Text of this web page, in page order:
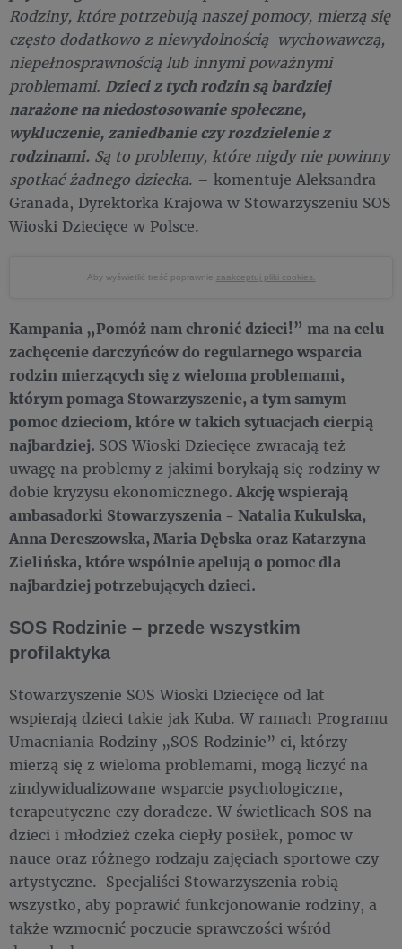
Rodziny, które potrzebują naszej pomocy, mierzą się
często dodatkowo z niewydolnością wychowawczą,
niepełnosprawnością lub innymi poważnymi
problemami. Dzieci z tych rodzin są bardziej
narażone na niedostosowanie społeczne,
wykluczenie, zaniedbanie czy rozdzielenie z
rodzinami. Są to problemy, które nigdy nie powinny
spotkać żadnego dziecka. – komentuje Aleksandra
Granada, Dyrektorka Krajowa w Stowarzyszeniu SOS
Wioski Dziecięce w Polsce.
Aby wyświetlić treść poprawnie zaakceptuj pliki cookies.
Kampania „Pomóż nam chronić dzieci!” ma na celu
zachęcenie darczyńców do regularnego wsparcia
rodzin mierzących się z wieloma problemami,
którym pomaga Stowarzyszenie, a tym samym
pomoc dzieciom, które w takich sytuacjach cierpią
najbardziej. SOS Wioski Dziecięce zwracają też
uwagę na problemy z jakimi borykają się rodziny w
dobie kryzysu ekonomicznego. Akcję wspierają
ambasadorki Stowarzyszenia - Natalia Kukulska,
Anna Dereszowska, Maria Dębska oraz Katarzyna
Zielińska, które wspólnie apelują o pomoc dla
najbardziej potrzebujących dzieci.
SOS Rodzinie – przede wszystkim
profilaktyka
Stowarzyszenie SOS Wioski Dziecięce od lat
wspierają dzieci takie jak Kuba. W ramach Programu
Umacniania Rodziny „SOS Rodzinie” ci, którzy
mierzą się z wieloma problemami, mogą liczyć na
zindywidualizowane wsparcie psychologiczne,
terapeutyczne czy doradcze. W świetlicach SOS na
dzieci i młodzież czeka ciepły posiłek, pomoc w
nauce oraz różnego rodzaju zajęciach sportowe czy
artystyczne. Specjaliści Stowarzyszenia robią
wszystko, aby poprawić funkcjonowanie rodziny, a
także wzmocnić poczucie sprawczości wśród